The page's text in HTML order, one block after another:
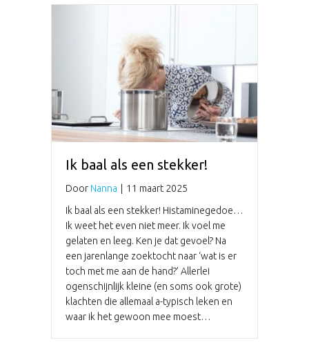
Ik baal als een stekker!
Door Nanna
11 maart 2025
Ik baal als een stekker! Histaminegedoe…
Ik weet het even niet meer. Ik voel me
gelaten en leeg. Ken je dat gevoel? Na
een jarenlange zoektocht naar ‘wat is er
toch met me aan de hand?’ Allerlei
ogenschijnlijk kleine (en soms ook grote)
klachten die allemaal a-typisch leken en
waar ik het gewoon mee moest…